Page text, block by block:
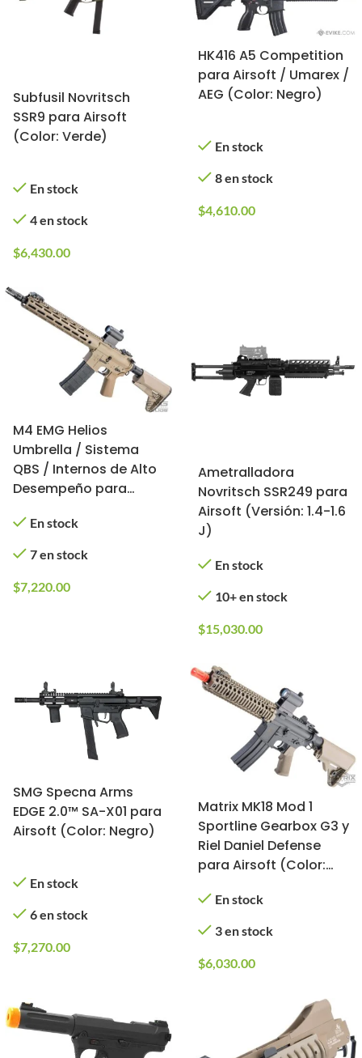
Subfusil Novritsch
SSR9 para Airsoft
(Color: Verde)
En stock
4 en stock
$6,430.00
HK416 A5 Competition
para Airsoft / Umarex /
AEG (Color: Negro)
En stock
8 en stock
$4,610.00
M4 EMG Helios
Umbrella / Sistema
QBS / Internos de Alto
Desempeño para
En stock
7 en stock
$7,220.00
Ametralladora
Novritsch SSR249 para
Airsoft (Versión: 1.4-1.6
J)
En stock
10+ en stock
$15,030.00
SMG Specna Arms
EDGE 2.0™ SA-X01 para
Airsoft (Color: Negro)
En stock
6 en stock
$7,270.00
Matrix MK18 Mod 1
Sportline Gearbox G3 y
Riel Daniel Defense
para Airsoft (Color:
En stock
3 en stock
$6,030.00